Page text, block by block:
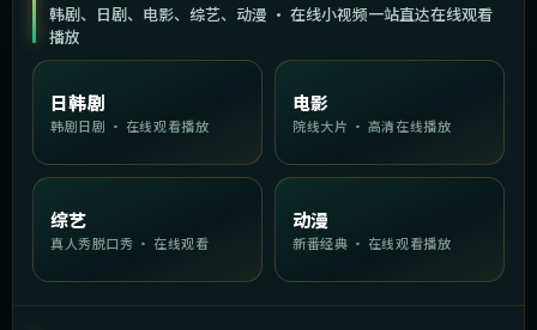
韩剧、日剧、电影、综艺、动漫 · 在线小视频一站直达在线观看
播放
日韩剧
韩剧日剧 · 在线观看播放
电影
院线大片 · 高清在线播放
综艺
真人秀脱口秀 · 在线观看
动漫
新番经典 · 在线观看播放